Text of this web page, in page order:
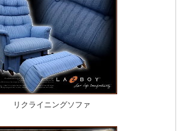
リクライニングソファ